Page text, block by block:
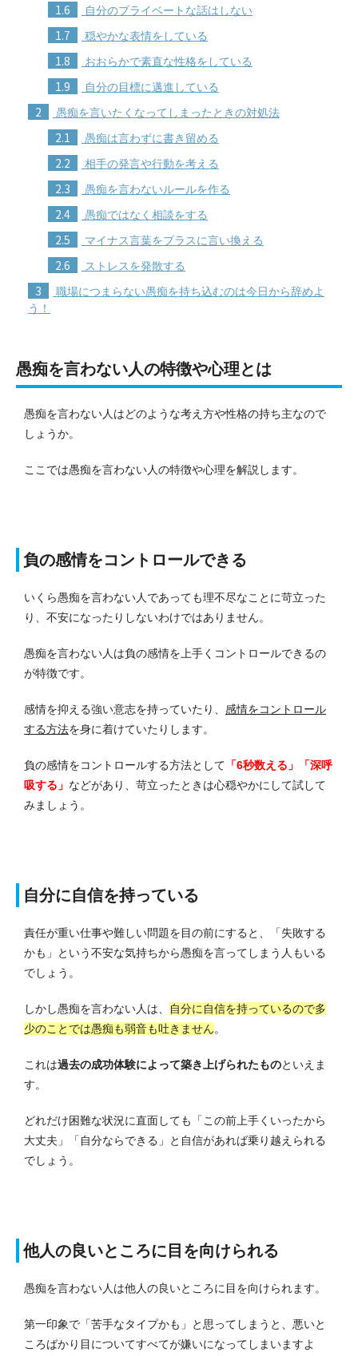
1.6 自分のプライベートな話はしない
1.7 穏やかな表情をしている
1.8 おおらかで素直な性格をしている
1.9 自分の目標に邁進している
2 愚痴を言いたくなってしまったときの対処法
2.1 愚痴は言わずに書き留める
2.2 相手の発言や行動を考える
2.3 愚痴を言わないルールを作る
2.4 愚痴ではなく相談をする
2.5 マイナス言葉をプラスに言い換える
2.6 ストレスを発散する
3
職場につまらない愚痴を持ち込むのは今日から辞めよ
う！
愚痴を言わない人の特徴や心理とは
愚痴を言わない人はどのような考え方や性格の持ち主なので
しょうか。
ここでは愚痴を言わない人の特徴や心理を解説します。
負の感情をコントロールできる
いくら愚痴を言わない人であっても理不尽なことに苛立った
り、不安になったりしないわけではありません。
愚痴を言わない人は負の感情を上手くコントロールできるの
が特徴です。
感情を抑える強い意志を持っていたり、 感情をコントロール
する方法を身に着けていたりします。
負の感情をコントロールする方法として 「6秒数える」「深呼
吸する」 などがあり、苛立ったときは心穏やかにして試して
みましょう。
自分に自信を持っている
責任が重い仕事や難しい問題を目の前にすると、「失敗する
かも」という不安な気持ちから愚痴を言ってしまう人もいる
でしょう。
しかし愚痴を言わない人は、
自分に自信を持っているので多
少のことでは愚痴も弱音も吐きません。
これは過去の成功体験によって築き上げられたものといえま
す。
どれだけ困難な状況に直面しても「この前上手くいったから
大丈夫」「自分ならできる」と自信があれば乗り越えられる
でしょう。
他人の良いところに目を向けられる
愚痴を言わない人は他人の良いところに目を向けられます。
第一印象で「苦手なタイプかも」と思ってしまうと、悪いと
ころばかり目についてすべてが嫌いになってしまいますよ